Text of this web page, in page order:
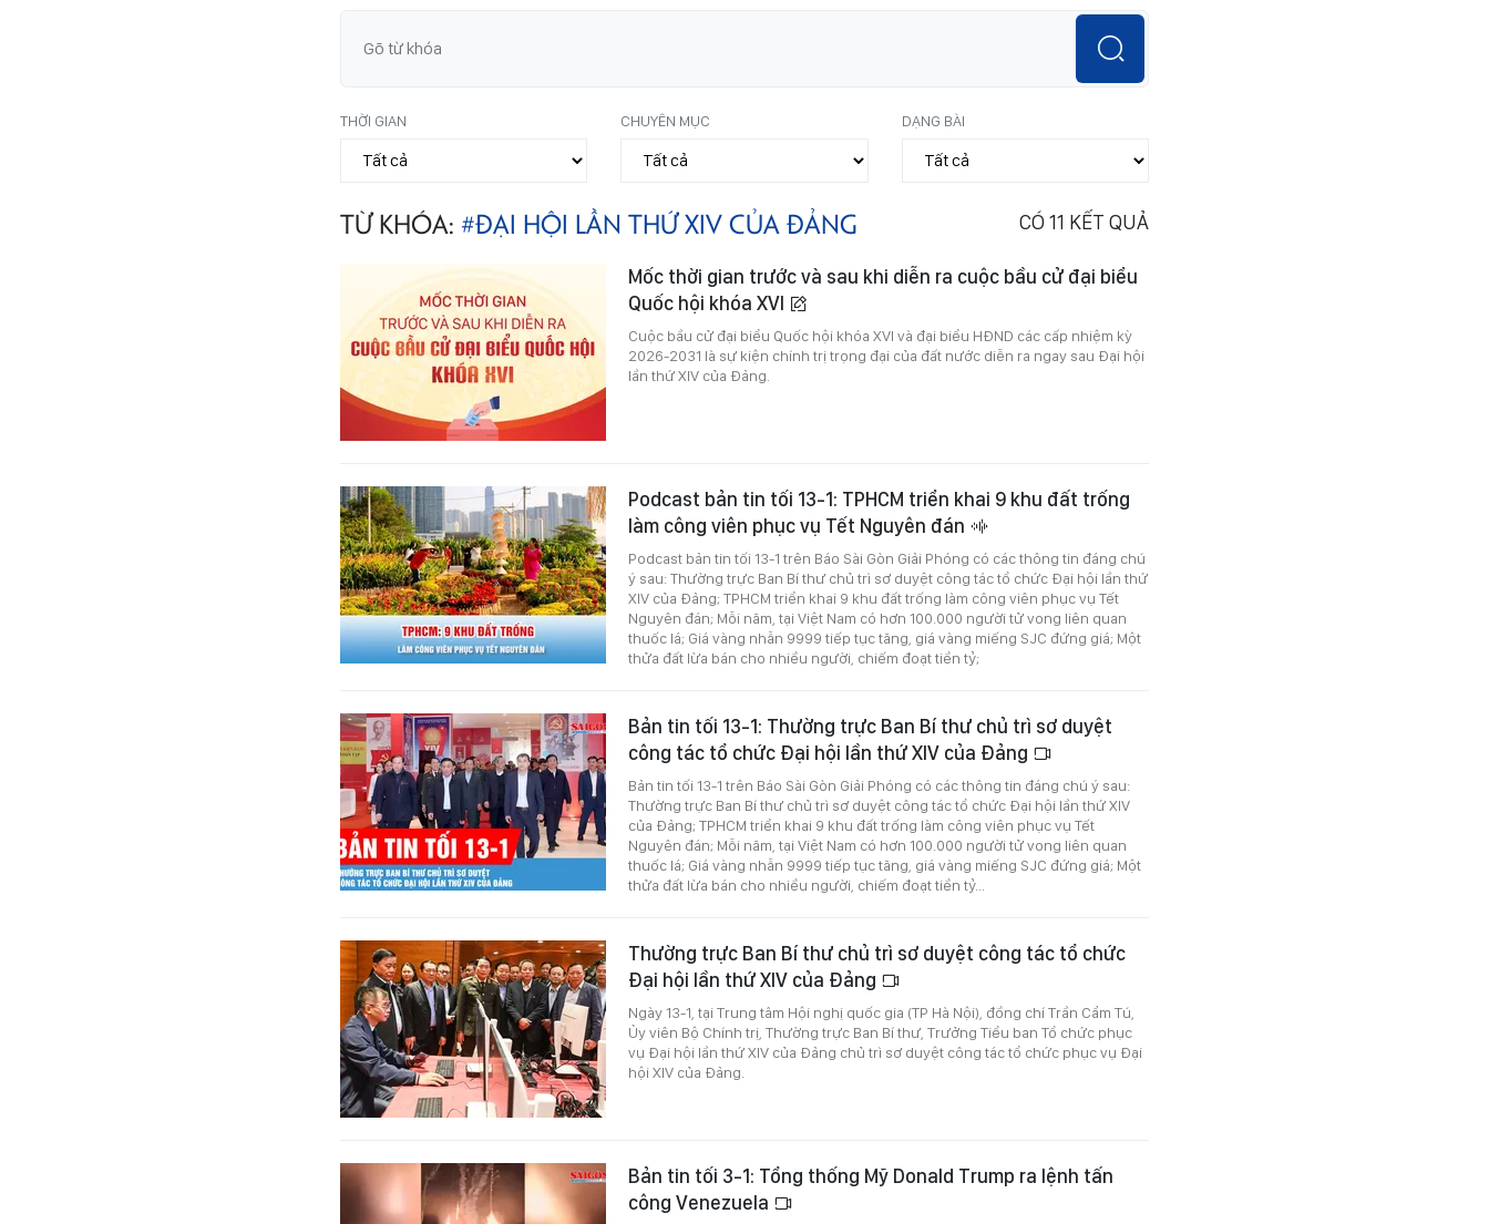
THỜI GIAN CHUYÊN MỤC DẠNG BÀI
TỪ KHÓA: #ĐẠI HỘI LẦN THỨ XIV CỦA ĐẢNG CÓ 11 KẾT QUẢ
Mốc thời gian trước và sau khi diễn ra cuộc bầu cử đại biểu
Quốc hội khóa XVI
Cuộc bầu cử đại biểu Quốc hội khóa XVI và đại biểu HĐND các cấp nhiệm kỳ
2026-2031 là sự kiện chính trị trọng đại của đất nước diễn ra ngay sau Đại hội
lần thứ XIV của Đảng.
Podcast bản tin tối 13-1: TPHCM triển khai 9 khu đất trống
làm công viên phục vụ Tết Nguyên đán
Podcast bản tin tối 13-1 trên Báo Sài Gòn Giải Phóng có các thông tin đáng chú
ý sau: Thường trực Ban Bí thư chủ trì sơ duyệt công tác tổ chức Đại hội lần thứ
XIV của Đảng; TPHCM triển khai 9 khu đất trống làm công viên phục vụ Tết
Nguyên đán; Mỗi năm, tại Việt Nam có hơn 100.000 người tử vong liên quan
thuốc lá; Giá vàng nhẫn 9999 tiếp tục tăng, giá vàng miếng SJC đứng giá; Một
thửa đất lừa bán cho nhiều người, chiếm đoạt tiền tỷ;
Bản tin tối 13-1: Thường trực Ban Bí thư chủ trì sơ duyệt
công tác tổ chức Đại hội lần thứ XIV của Đảng
Bản tin tối 13-1 trên Báo Sài Gòn Giải Phóng có các thông tin đáng chú ý sau:
Thường trực Ban Bí thư chủ trì sơ duyệt công tác tổ chức Đại hội lần thứ XIV
của Đảng; TPHCM triển khai 9 khu đất trống làm công viên phục vụ Tết
Nguyên đán; Mỗi năm, tại Việt Nam có hơn 100.000 người tử vong liên quan
thuốc lá; Giá vàng nhẫn 9999 tiếp tục tăng, giá vàng miếng SJC đứng giá; Một
thửa đất lừa bán cho nhiều người, chiếm đoạt tiền tỷ...
Thường trực Ban Bí thư chủ trì sơ duyệt công tác tổ chức
Đại hội lần thứ XIV của Đảng
Ngày 13-1, tại Trung tâm Hội nghị quốc gia (TP Hà Nội), đồng chí Trần Cẩm Tú,
Ủy viên Bộ Chính trị, Thường trực Ban Bí thư, Trưởng Tiểu ban Tổ chức phục
vụ Đại hội lần thứ XIV của Đảng chủ trì sơ duyệt công tác tổ chức phục vụ Đại
hội XIV của Đảng.
Bản tin tối 3-1: Tổng thống Mỹ Donald Trump ra lệnh tấn
công Venezuela